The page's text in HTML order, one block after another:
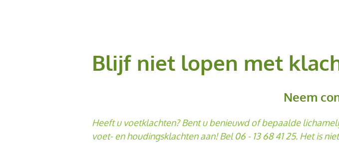
Blijf niet lopen met
Neem
Heeft u voetklachten? Bent u benieuwd of bepaalde
voet- en houdingsklachten aan! Bel 06 - 13 68 41 25. Het is